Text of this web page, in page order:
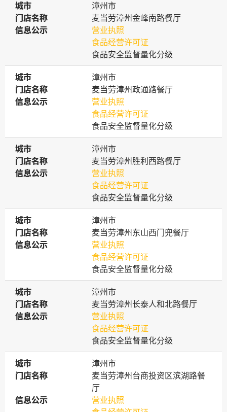
城市
城市
漳州市
门店名称
门店名称
麦当劳漳州金峰南路餐厅
信息公示
信息公示
营业执照
食品经营许可证
食品安全监督量化分级
城市
城市
漳州市
门店名称
门店名称
麦当劳漳州政通路餐厅
信息公示
信息公示
营业执照
食品经营许可证
食品安全监督量化分级
城市
城市
漳州市
门店名称
门店名称
麦当劳漳州胜利西路餐厅
信息公示
信息公示
营业执照
食品经营许可证
食品安全监督量化分级
城市
城市
漳州市
门店名称
门店名称
麦当劳漳州东山西门兜餐厅
信息公示
信息公示
营业执照
食品经营许可证
食品安全监督量化分级
城市
城市
漳州市
门店名称
门店名称
麦当劳漳州长泰人和北路餐厅
信息公示
信息公示
营业执照
食品经营许可证
食品安全监督量化分级
城市
城市
漳州市
门店名称
门店名称
麦当劳漳州台商投资区滨湖路餐
厅
信息公示
信息公示
营业执照